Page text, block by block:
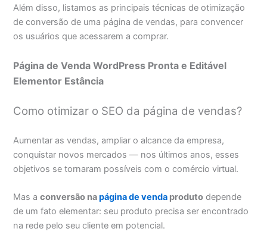
Além disso, listamos as principais técnicas de otimização
de conversão de uma página de vendas, para convencer
os usuários que acessarem a comprar.
Página de Venda WordPress Pronta e Editável
Elementor Estância
Como otimizar o SEO da página de vendas?
Aumentar as vendas, ampliar o alcance da empresa,
conquistar novos mercados — nos últimos anos, esses
objetivos se tornaram possíveis com o comércio virtual.
Mas aconversão napágina de venda produto depende
de um fato elementar: seu produto precisa ser encontrado
na rede pelo seu cliente em potencial.